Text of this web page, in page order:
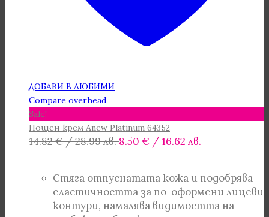
ДОБАВИ В ЛЮБИМИ
Compare overhead
Sale!
Нощен крем Anew Platinum 64352
14.82€/ 28.99 лв.Original
14.82 €
/
28.99 лв..
8.50 € / 16.62 лв.
8.50 €
/
16.62 лв..
Стяга отпуснатата кожа и подобрява
еластичността за по-оформени лицеви
контури, намалява видимостта на